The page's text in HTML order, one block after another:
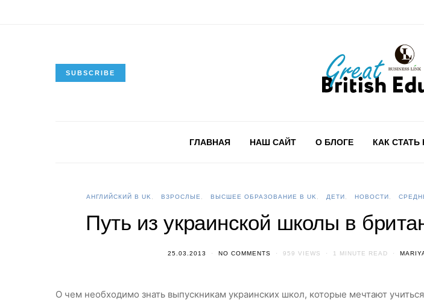
SUBSCRIBE
ГЛАВНАЯ НАШ САЙТ О БЛОГЕ КАК
АНГЛИЙСКИЙ В UK ВЗРОСЛЫЕ ВЫСШЕЕ ОБРАЗОВАНИЕ В UK ДЕТИ НОВОСТИ
Путь из украинской школы в
25.03.2013 NO COMMENTS 959 VIEWS 1 MINUTE READ
О чем необходимо знать выпускникам украинских школ, которые мечтают